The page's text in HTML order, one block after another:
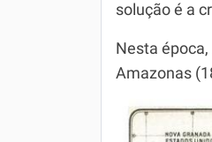
solução é a
Nesta
Amazonas